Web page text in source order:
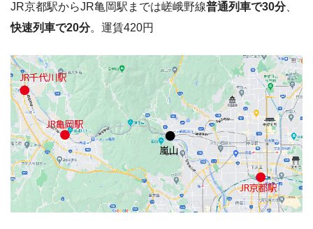
JR京都駅からJR亀岡駅までは嵯峨野線普通列車で30分、
快速列車で20分。運賃420円